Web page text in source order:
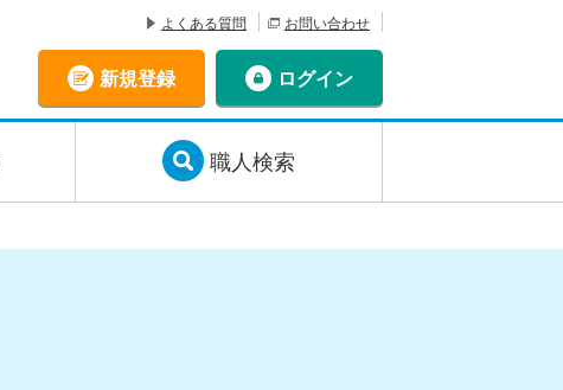
よくある質問 お問い合わせ
新規登録 ログイン
職人検索